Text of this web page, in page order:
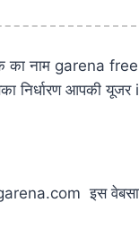
का नाम garena
निर्धारण आपकी यूजर
इस